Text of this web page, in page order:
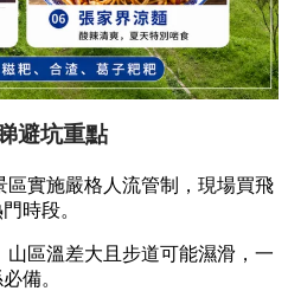
避坑重點
區實施嚴格人流管制，現場買飛
時段。
山區溫差大且步道可能濕滑，一
備。